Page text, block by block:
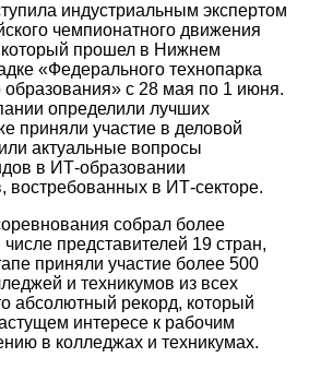
индустриальным экспертом
чемпионатного движения
прошел в Нижнем
«Федерального технопарка
с 28 мая по 1 июня.
определили лучших
приняли участие в деловой
актуальные вопросы
в ИТ-образовании
востребованных в ИТ-секторе.
собрал более
представителей 19 стран,
приняли участие более 500
и техникумов из всех
абсолютный рекорд, который
интересе к рабочим
в колледжах и техникумах.